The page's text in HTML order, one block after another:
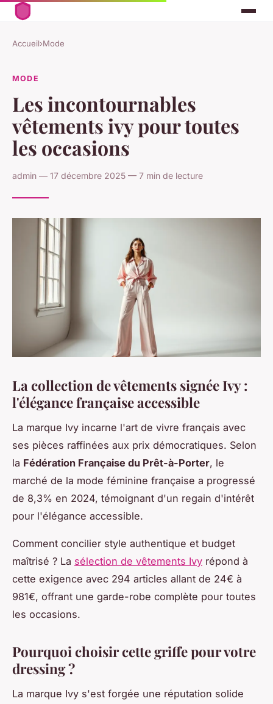
Accueil›Mode
MODE
Les incontournables
vêtements ivy pour toutes
les occasions
admin — 17 décembre 2025 — 7 min de lecture
La collection de vêtements signée Ivy :
l'élégance française accessible
La marque Ivy incarne l'art de vivre français avec
ses pièces raffinées aux prix démocratiques. Selon
la Fédération Française du Prêt-à-Porter, le
marché de la mode féminine française a progressé
de 8,3% en 2024, témoignant d'un regain d'intérêt
pour l'élégance accessible.
Comment concilier style authentique et budget
maîtrisé ? La sélection de vêtements Ivy répond à
cette exigence avec 294 articles allant de 24€ à
981€, offrant une garde-robe complète pour toutes
les occasions.
Pourquoi choisir cette griffe pour votre
dressing ?
La marque Ivy s'est forgée une réputation solide